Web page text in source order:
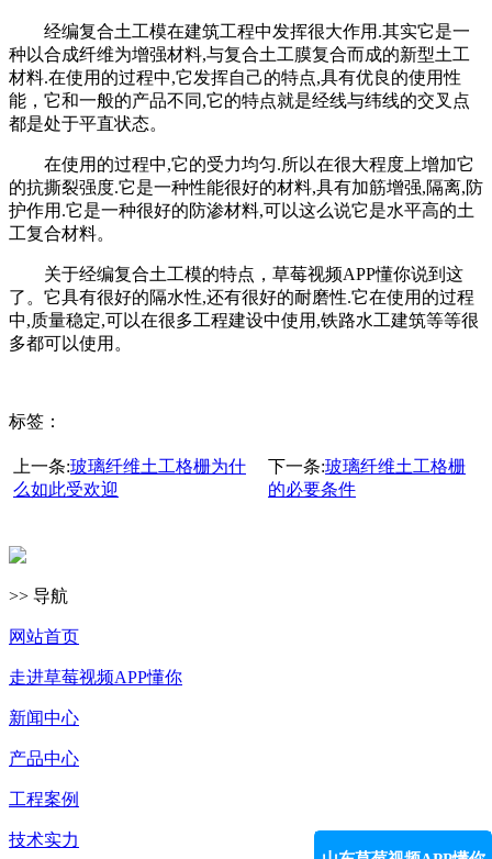
经编复合土工模在建筑工程中发挥很大作用.其实它是一
种以合成纤维为增强材料,与复合土工膜复合而成的新型土工
材料.在使用的过程中,它发挥自己的特点,具有优良的使用性
能，它和一般的产品不同,它的特点就是经线与纬线的交叉点
都是处于平直状态。
在使用的过程中,它的受力均匀.所以在很大程度上增加它
的抗撕裂强度.它是一种性能很好的材料,具有加筋增强,隔离,防
护作用.它是一种很好的防渗材料,可以这么说它是水平高的土
工复合材料。
关于经编复合土工模的特点，草莓视频APP懂你说到这
了。它具有很好的隔水性,还有很好的耐磨性.它在使用的过程
中,质量稳定,可以在很多工程建设中使用,铁路水工建筑等等很
多都可以使用。
标签：
上一条:玻璃纤维土工格栅为什
么如此受欢迎
下一条:玻璃纤维土工格栅
的必要条件
>> 导航
网站首页
走进草莓视频APP懂你
新闻中心
产品中心
工程案例
技术实力